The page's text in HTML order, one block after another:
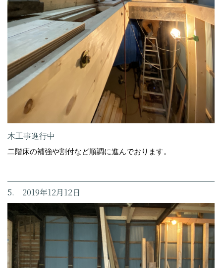
木工事進行中
二階床の補強や割付など順調に進んでおります。
5. 2019年12月12日